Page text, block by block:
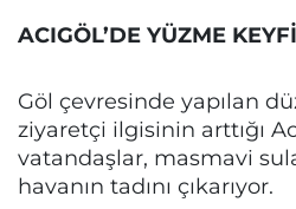
ACIGÖL’DE YÜZME KEYFİ
Göl çevresinde yapılan
ziyaretçi ilgisinin arttığı
vatandaşlar, masmavi
havanın tadını çıkarıyor.